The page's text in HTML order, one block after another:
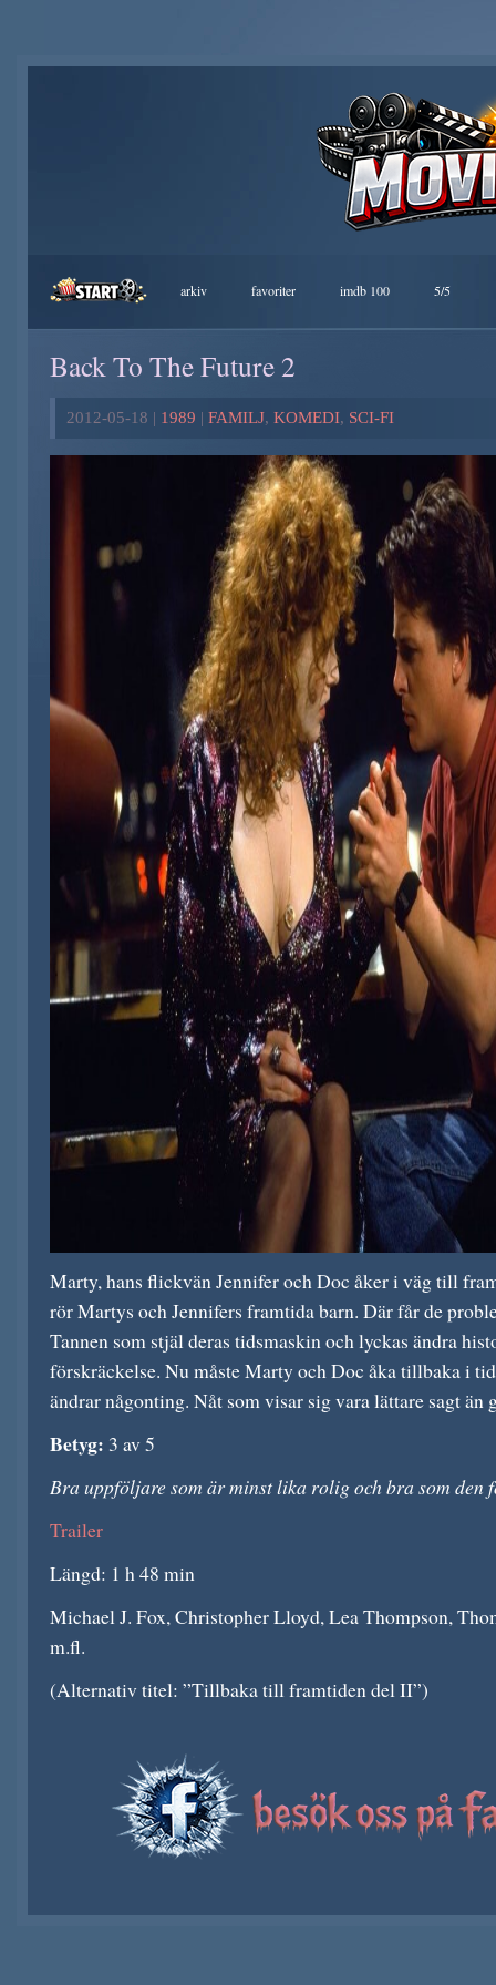
arkiv favoriter imdb 100 5/5
Back To The Future 2
2012-05-18 | 1989 | FAMILJ, KOMEDI, SCI-FI
Marty, hans flickvän Jennifer och Doc åker i väg till
rör Martys och Jennifers framtida barn. Där får de
Tannen som stjäl deras tidsmaskin och lyckas ändra
förskräckelse. Nu måste Marty och Doc åka tillbaka i
ändrar någonting. Nåt som visar sig vara lättare sagt än
Betyg: 3 av 5
Bra uppföljare som är minst lika rolig och bra som den
Trailer
Längd: 1 h 48 min
Michael J. Fox, Christopher Lloyd, Lea Thompson,
m.fl.
(Alternativ titel: ”Tillbaka till framtiden del II”)